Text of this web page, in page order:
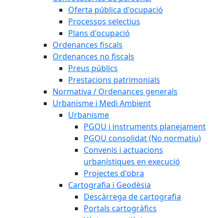
Oferta pública d'ocupació
Processos selectius
Plans d'ocupació
Ordenances fiscals
Ordenances no fiscals
Preus públics
Prestacions patrimonials
Normativa / Ordenances generals
Urbanisme i Medi Ambient
Urbanisme
PGOU i instruments planejament
PGOU consolidat (No normatiu)
Convenis i actuacions
urbanístiques en execució
Projectes d'obra
Cartografia i Geodèsia
Descàrrega de cartografia
Portals cartogràfics